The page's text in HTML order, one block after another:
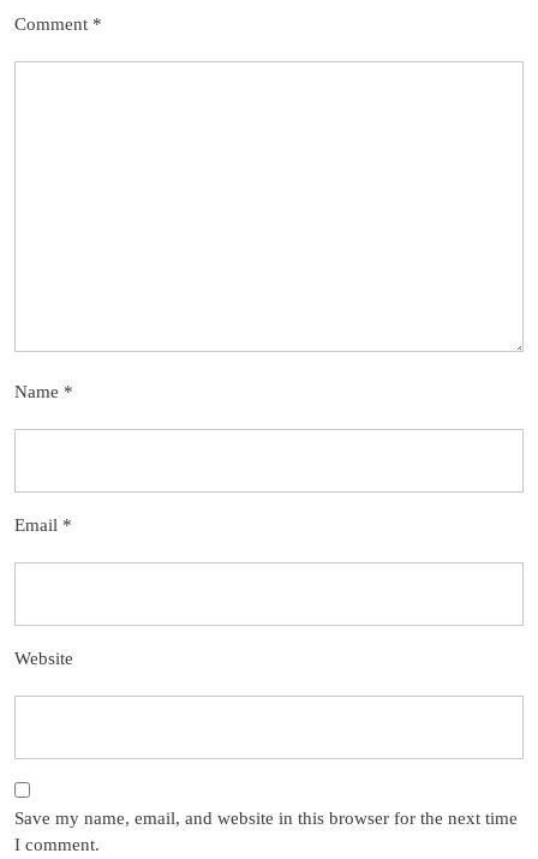
Comment *
Name *
Email *
Website
Save my name, email, and website in this browser for the next time
I comment.